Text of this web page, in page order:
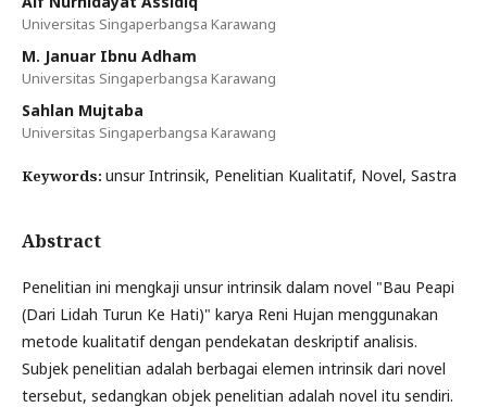
Universitas Singaperbangsa Karawang
M. Januar Ibnu Adham
Universitas Singaperbangsa Karawang
Sahlan Mujtaba
Universitas Singaperbangsa Karawang
Keywords: unsur Intrinsik, Penelitian Kualitatif, Novel, Sastra
Abstract
Penelitian ini mengkaji unsur intrinsik dalam novel "Bau Peapi
(Dari Lidah Turun Ke Hati)" karya Reni Hujan menggunakan
metode kualitatif dengan pendekatan deskriptif analisis.
Subjek penelitian adalah berbagai elemen intrinsik dari novel
tersebut, sedangkan objek penelitian adalah novel itu sendiri.